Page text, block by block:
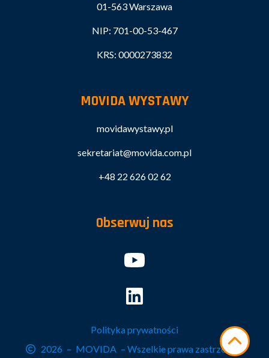
01-563 Warszawa
NIP: 701-00-53-467
KRS: 0000273832
MOVIDA WYSTAWY
movidawystawy.pl
sekretariat@movida.com.pl
+48 22 626 02 62
Obserwuj nas
Polityka prywatności
2026 – MOVIDA – Wszelkie prawa zastrzeżone